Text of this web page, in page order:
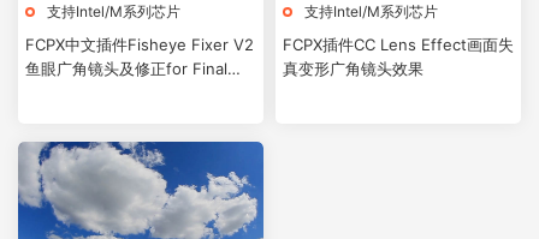
支持Intel/M系列芯片
FCPX中文插件Fisheye Fixer V2
鱼眼广角镜头及修正for Final
支持Intel/M系列芯片
FCPX插件CC Lens Effect画面失
真变形广角镜头效果